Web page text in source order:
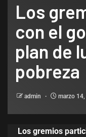
Los
con el
plan de
pobreza
admin marzo
Los gremios